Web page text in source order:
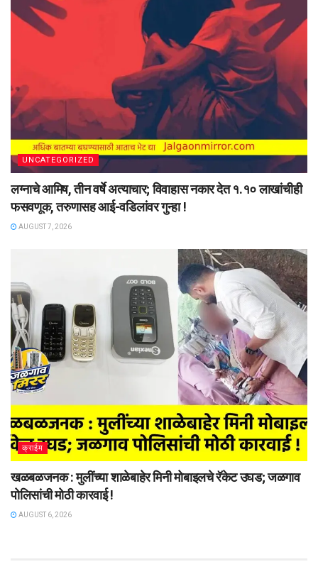
UNCATEGORIZED
लग्नाचे आमिष, तीन वर्षे अत्याचार; विवाहास नकार देत १.१० लाखांचीही
फसवणूक, तरुणासह आई-वडिलांवर गुन्हा !
AUGUST 7, 2026
क्राईम
खळबळजनक : मुलींच्या शाळेबाहेर मिनी मोबाइलचे रॅकेट उघड; जळगाव
पोलिसांची मोठी कारवाई !
AUGUST 6, 2026